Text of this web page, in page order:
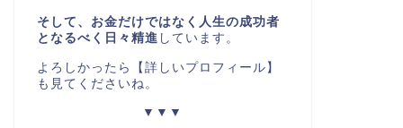
そして、お金だけではなく人生の成功者
となるべく日々精進 しています。
よろしかったら【詳しいプロフィール】
も見てくださいね。
▼▼▼